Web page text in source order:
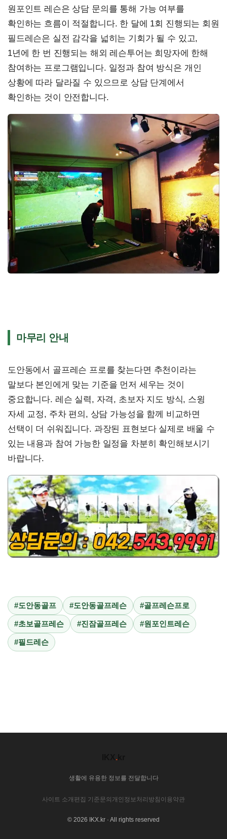
원포인트 레슨은 상담 문의를 통해 가능 여부를
확인하는 흐름이 적절합니다. 한 달에 1회 진행되는 회원
필드레슨은 실전 감각을 넓히는 기회가 될 수 있고,
1년에 한 번 진행되는 해외 레슨투어는 희망자에 한해
참여하는 프로그램입니다. 일정과 참여 방식은 개인
상황에 따라 달라질 수 있으므로 상담 단계에서
확인하는 것이 안전합니다.
마무리 안내
도안동에서 골프레슨 프로를 찾는다면 추천이라는
말보다 본인에게 맞는 기준을 먼저 세우는 것이
중요합니다. 레슨 실력, 자격, 초보자 지도 방식, 스윙
자세 교정, 주차 편의, 상담 가능성을 함께 비교하면
선택이 더 쉬워집니다. 과장된 표현보다 실제로 배울 수
있는 내용과 참여 가능한 일정을 차분히 확인해보시기
바랍니다.
#도안동골프 #도안동골프레슨 #골프레슨프로
#초보골프레슨 #진잠골프레슨 #원포인트레슨
#필드레슨
.
생활에 유용한 정보를 전달합니다
사이트 소개 편집 기준문의 개인정보처리방침 이용약관
© 2026 IKX.kr · All rights reserved